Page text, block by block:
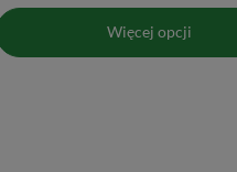
Więcej opcji